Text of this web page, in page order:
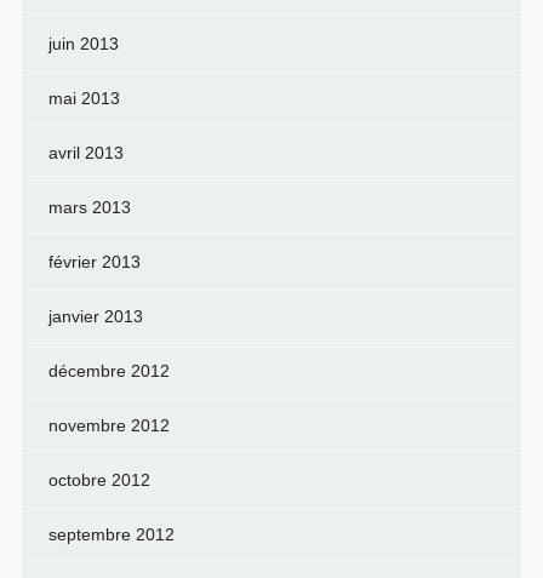
juin 2013
mai 2013
avril 2013
mars 2013
février 2013
janvier 2013
décembre 2012
novembre 2012
octobre 2012
septembre 2012